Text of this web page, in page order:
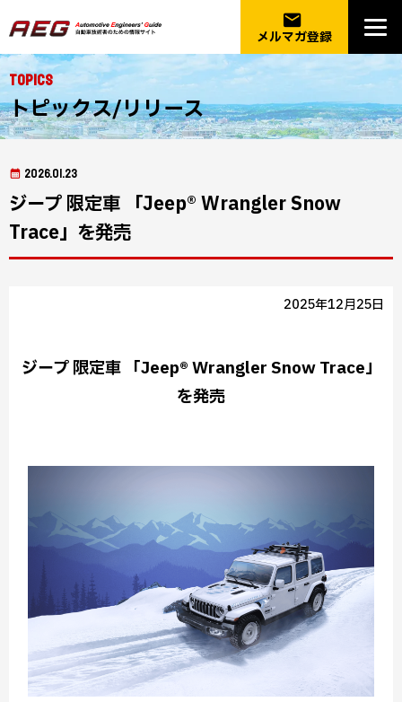
email
メルマガ登録
Topics
トピックス/リリース
2026.01.23
ジープ 限定車 「Jeep® Wrangler Snow
Trace」を発売
2025年12月25日
ジープ 限定車 「Jeep® Wrangler Snow Trace」
を発売